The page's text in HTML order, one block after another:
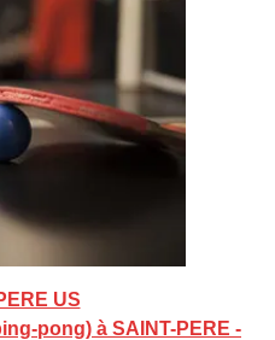
US
pong) à SAINT-PERE -